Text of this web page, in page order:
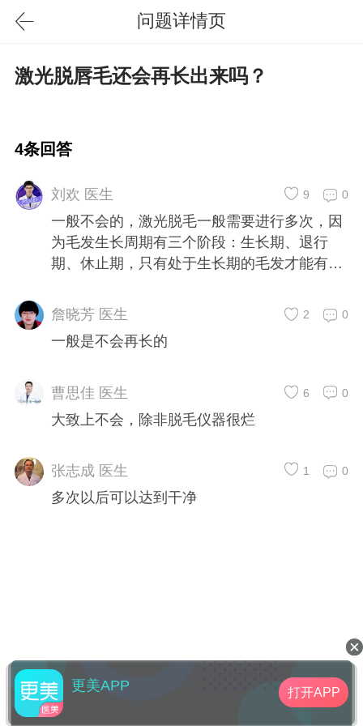
问题详情页
激光脱唇毛还会再长出来吗？
4条回答
刘欢 医生 0
9
一般不会的，激光脱毛一般需要进行多次，因
为毛发生长周期有三个阶段：生长期、退行
期、休止期，只有处于生长期的毛发才能有效
在。
詹晓芳 医生 0
2
一般是不会再长的
曹思佳 医生 0
6
大致上不会，除非脱毛仪器很烂
张志成 医生 0
1
多次以后可以达到干净
更美APP 打开APP